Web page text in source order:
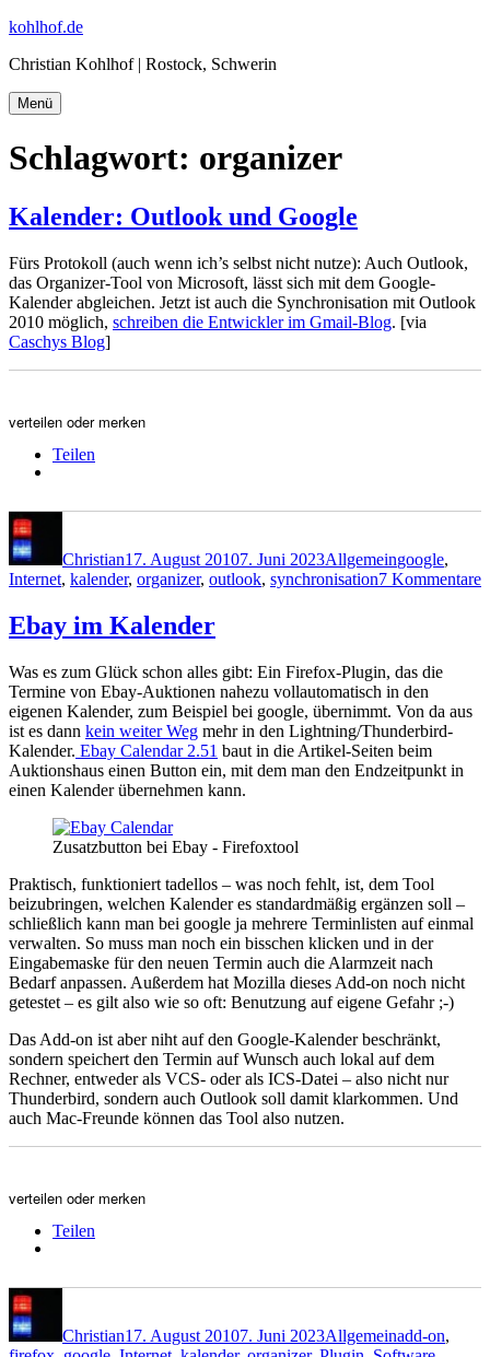
Zum
springen
kohlhof.de
Christian Kohlhof | Rostock, Schwerin
Menü
Schlagwort: organizer
Kalender: Outlook und Google
Fürs Protokoll (auch wenn ich’s selbst nicht nutze): Auch Outlook,
das Organizer-Tool von Microsoft, lässt sich mit dem Google-
Kalender abgleichen. Jetzt ist auch die Synchronisation mit Outlook
2010 möglich, schreiben die Entwickler im Gmail-Blog. [via
Caschys Blog]
verteilen oder merken
Teilen
Christian17. August 20107. Juni 2023Allgemeingoogle,
Internet, kalender, organizer, outlook, synchronisation7 Kommentare
Ebay im Kalender
Was es zum Glück schon alles gibt: Ein Firefox-Plugin, das die
Termine von Ebay-Auktionen nahezu vollautomatisch in den
eigenen Kalender, zum Beispiel bei google, übernimmt. Von da aus
ist es dann kein weiter Weg mehr in den Lightning/Thunderbird-
Kalender. Ebay Calendar 2.51 baut in die Artikel-Seiten beim
Auktionshaus einen Button ein, mit dem man den Endzeitpunkt in
einen Kalender übernehmen kann.
Zusatzbutton bei Ebay - Firefoxtool
Praktisch, funktioniert tadellos – was noch fehlt, ist, dem Tool
beizubringen, welchen Kalender es standardmäßig ergänzen soll –
schließlich kann man bei google ja mehrere Terminlisten auf einmal
verwalten. So muss man noch ein bisschen klicken und in der
Eingabemaske für den neuen Termin auch die Alarmzeit nach
Bedarf anpassen. Außerdem hat Mozilla dieses Add-on noch nicht
getestet – es gilt also wie so oft: Benutzung auf eigene Gefahr ;-)
Das Add-on ist aber niht auf den Google-Kalender beschränkt,
sondern speichert den Termin auf Wunsch auch lokal auf dem
Rechner, entweder als VCS- oder als ICS-Datei – also nicht nur
Thunderbird, sondern auch Outlook soll damit klarkommen. Und
auch Mac-Freunde können das Tool also nutzen.
verteilen oder merken
Teilen
Christian17. August 20107. Juni 2023Allgemeinadd-on,